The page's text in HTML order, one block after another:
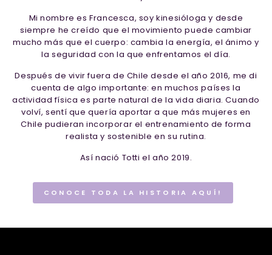
Mi nombre es Francesca, soy kinesióloga y desde
siempre he creído que el movimiento puede cambiar
mucho más que el cuerpo: cambia la energía, el ánimo y
la seguridad con la que enfrentamos el día.
Después de vivir fuera de Chile desde el año 2016, me di
cuenta de algo importante: en muchos países la
actividad física es parte natural de la vida diaria. Cuando
volví, sentí que quería aportar a que más mujeres en
Chile pudieran incorporar el entrenamiento de forma
realista y sostenible en su rutina.
Así nació Totti el año 2019.
CONOCE TODA LA HISTORIA AQUÍ!